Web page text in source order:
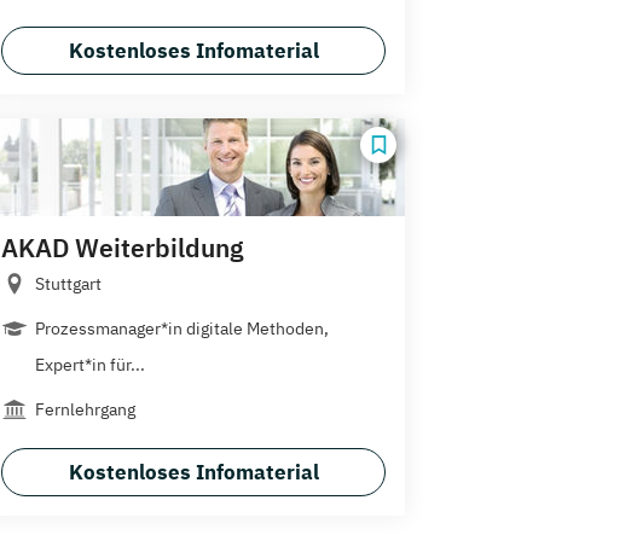
Kostenloses Infomaterial
AKAD Weiterbildung
Stuttgart
Prozessmanager*in digitale Methoden,
Expert*in für...
Fernlehrgang
Kostenloses Infomaterial